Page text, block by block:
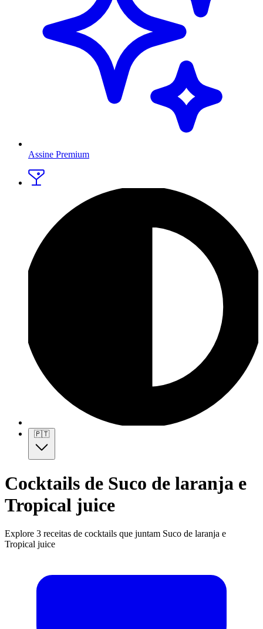
Assine Premium
🇵🇹
Cocktails de Suco de laranja e
Tropical juice
Explore 3 receitas de cocktails que juntam Suco de laranja e
Tropical juice